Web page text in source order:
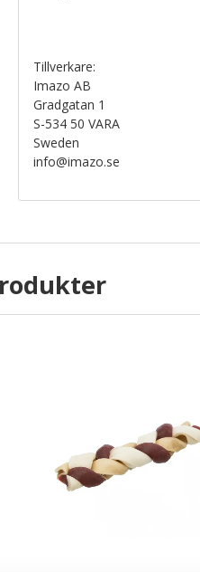
Tillverkare:
Imazo AB
Gradgatan 1
S-534 50 VARA
Sweden
info@imazo.se